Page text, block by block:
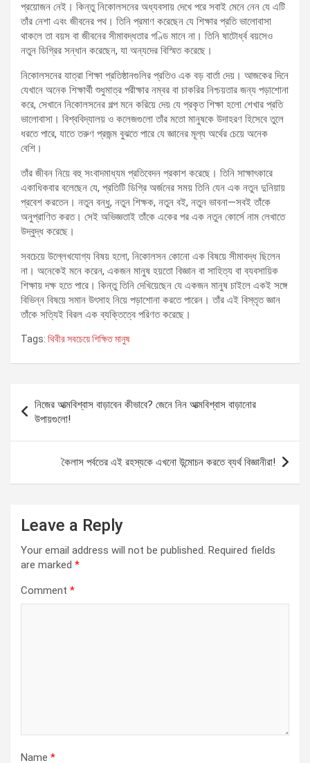
প্রয়োজন নেই। কিন্তু নিকোলসনের অধ্যবসায় দেখে পরে সবাই মেনে নেন যে এটি
তাঁর নেশা এবং জীবনের পথ। তিনি প্রমাণ করেছেন যে শিক্ষার প্রতি ভালোবাসা
থাকলে তা বয়স বা জীবনের সীমাবদ্ধতার গণ্ডি মানে না। তিনি ষাটোর্ধ্ব বয়সেও
নতুন ডিগ্রির সন্ধান করেছেন, যা অন্যদের বিস্মিত করেছে।
নিকোলসনের যাত্রা শিক্ষা প্রতিষ্ঠানগুলির প্রতিও এক বড় বার্তা দেয়। আজকের দিনে
যেখানে অনেক শিক্ষার্থী শুধুমাত্র পরীক্ষার নম্বর বা চাকরির নিশ্চয়তার জন্য পড়াশোনা
করে, সেখানে নিকোলসনের গল্প মনে করিয়ে দেয় যে প্রকৃত শিক্ষা হলো শেখার প্রতি
ভালোবাসা। বিশ্ববিদ্যালয় ও কলেজগুলো তাঁর মতো মানুষকে উদাহরণ হিসেবে তুলে
ধরতে পারে, যাতে তরুণ প্রজন্ম বুঝতে পারে যে জ্ঞানের মূল্য অর্থের চেয়ে অনেক
বেশি।
তাঁর জীবন নিয়ে বহু সংবাদমাধ্যম প্রতিবেদন প্রকাশ করেছে। তিনি সাক্ষাৎকারে
একাধিকবার বলেছেন যে, প্রতিটি ডিগ্রি অর্জনের সময় তিনি যেন এক নতুন দুনিয়ায়
প্রবেশ করতেন। নতুন বন্ধু, নতুন শিক্ষক, নতুন বই, নতুন ভাবনা—সবই তাঁকে
অনুপ্রাণিত করত। সেই অভিজ্ঞতাই তাঁকে একের পর এক নতুন কোর্সে নাম লেখাতে
উদ্বুদ্ধ করেছে।
সবচেয়ে উল্লেখযোগ্য বিষয় হলো, নিকোলসন কোনো এক বিষয়ে সীমাবদ্ধ ছিলেন
না। অনেকেই মনে করেন, একজন মানুষ হয়তো বিজ্ঞান বা সাহিত্য বা ব্যবসায়িক
শিক্ষায় দক্ষ হতে পারে। কিন্তু তিনি দেখিয়েছেন যে একজন মানুষ চাইলে একই সঙ্গে
বিভিন্ন বিষয়ে সমান উৎসাহ নিয়ে পড়াশোনা করতে পারেন। তাঁর এই বিস্তৃত জ্ঞান
তাঁকে সত্যিই বিরল এক ব্যক্তিত্বে পরিণত করেছে।
Tags: থিবীর সবচেয়ে শিক্ষিত মানুষ
navigation
নিজের আত্মবিশ্বাস বাড়াবেন কীভাবে? জেনে নিন আত্মবিশ্বাস বাড়ানোর
উপায়গুলো!
কৈলাস পর্বতের এই রহস্যকে এখনো উন্মোচন করতে ব্যর্থ বিজ্ঞানীরা!
Leave a Reply
Your email address will not be published. Required fields
are marked *
Comment *
Name *